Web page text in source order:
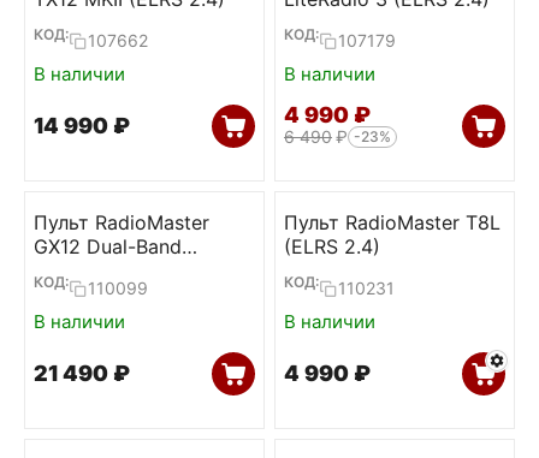
КОД: 107662
В наличии
14 990 ₽
КОД: 107179
В наличии
4 990 ₽
6 490₽ -23%
Пульт RadioMaster
GX12 Dual-Band
Gemini-X (ELRS
2.4+900)
КОД: 110099
В наличии
21 490 ₽
Пульт RadioMaster T8L
(ELRS 2.4)
КОД: 110231
В наличии
4 990 ₽